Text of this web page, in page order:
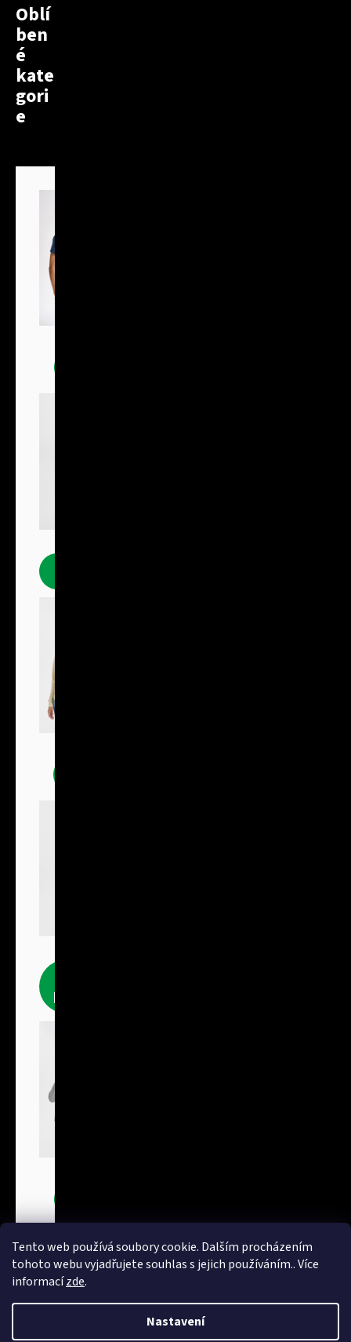
Tento web používá soubory cookie. Dalším procházením
tohoto webu vyjadřujete souhlas s jejich používáním.. Více
informacízde.
Nastavení
Oblí
ben
é
kate
gori
e
produkty